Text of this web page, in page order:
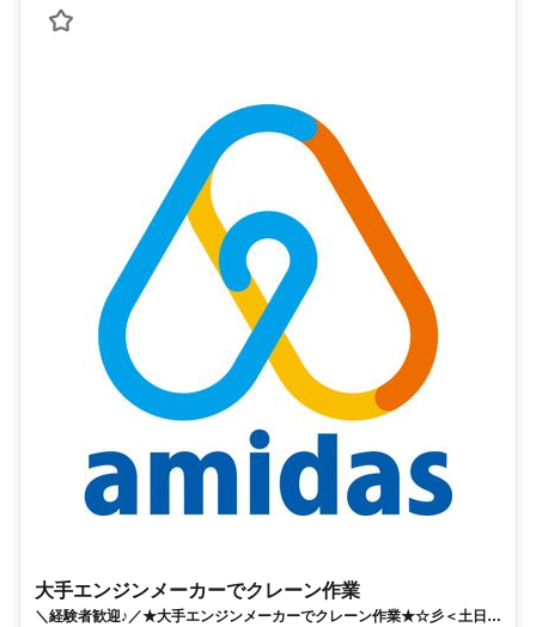
大手エンジンメーカーでクレーン作業
＼経験者歓迎♪／★大手エンジンメーカーでクレーン作業★☆彡＜土日祝